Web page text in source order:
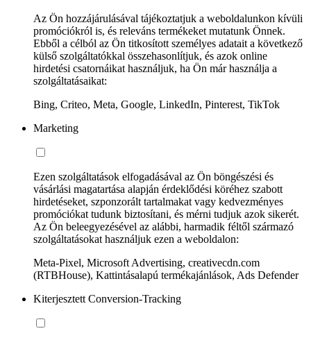
Az Ön hozzájárulásával tájékoztatjuk a weboldalunkon kívüli
promóciókról is, és releváns termékeket mutatunk Önnek.
Ebből a célból az Ön titkosított személyes adatait a következő
külső szolgáltatókkal összehasonlítjuk, és azok online
hirdetési csatornáikat használjuk, ha Ön már használja a
szolgáltatásaikat:
Bing, Criteo, Meta, Google, LinkedIn, Pinterest, TikTok
Marketing
Ezen szolgáltatások elfogadásával az Ön böngészési és
vásárlási magatartása alapján érdeklődési köréhez szabott
hirdetéseket, szponzorált tartalmakat vagy kedvezményes
promóciókat tudunk biztosítani, és mérni tudjuk azok sikerét.
Az Ön beleegyezésével az alábbi, harmadik féltől származó
szolgáltatásokat használjuk ezen a weboldalon:
Meta-Pixel, Microsoft Advertising, creativecdn.com
(RTBHouse), Kattintásalapú termékajánlások, Ads Defender
Kiterjesztett Conversion-Tracking